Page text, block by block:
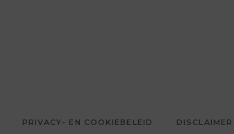
PRIVACY- EN COOKIEBELEID DISCLAIMER